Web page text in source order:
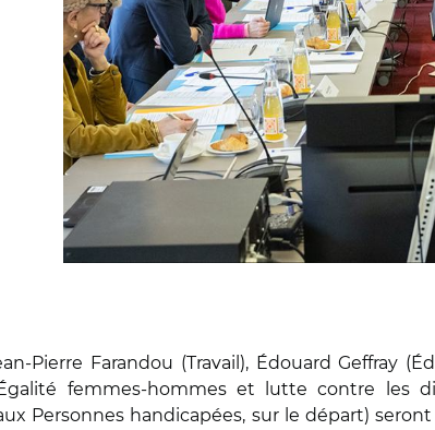
Pierre Farandou (Travail), Édouard Geffray
femmes-hommes et lutte contre les
Personnes handicapées, sur le départ)